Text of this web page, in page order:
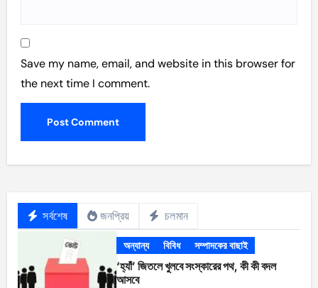
Save my name, email, and website in this browser for
the next time I comment.
সর্বশেষ জনপ্রিয় চলমান
অন্যান্য বিবিধ সম্পাদকের বাছাই
‘হ্যাঁ’ জিতলে খুলবে সংস্কারের পথ, কী কী বদল
আসবে